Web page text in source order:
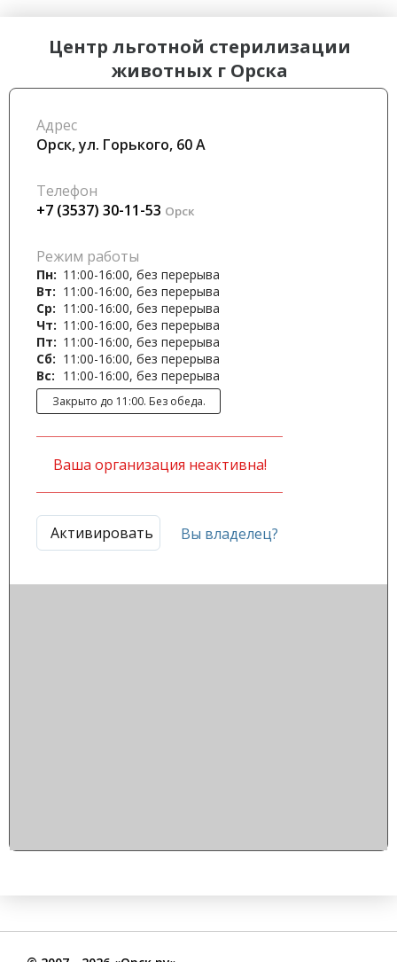
Центр льготной стерилизации
животных г Орска
Адрес
Орск, ул. Горького, 60 А
Телефон
+7 (3537) 30-11-53 Орск
Режим работы
Пн: 11:00-16:00, без перерыва
Вт: 11:00-16:00, без перерыва
Ср: 11:00-16:00, без перерыва
Чт: 11:00-16:00, без перерыва
Пт: 11:00-16:00, без перерыва
Сб: 11:00-16:00, без перерыва
Вс: 11:00-16:00, без перерыва
Закрыто до 11:00. Без обеда.
Ваша организация неактивна!
Активировать Вы владелец?